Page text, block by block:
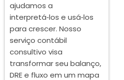
ajudamos a
interpretá‑los e usá‑los
para crescer. Nosso
serviço contábil
consultivo visa
transformar seu balanço,
DRE e fluxo em um mapa